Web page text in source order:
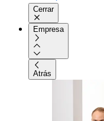
Cerrar
Empresa
Atrás